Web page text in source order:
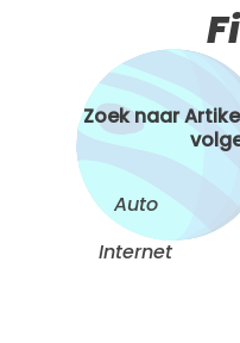
Zoek naar
Auto
Internet